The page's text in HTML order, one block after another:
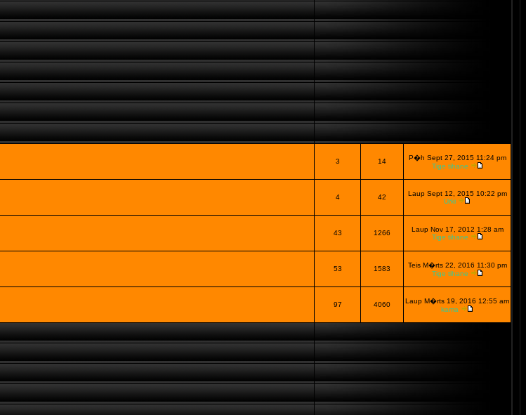
3 14
P�h Sept 27, 2015 11:24 pm
Tige tihane
4 42
Laup Sept 12, 2015 10:22 pm
Urki
43 1266
Laup Nov 17, 2012 1:28 am
Tige tihane
53 1583
Teis M�rts 22, 2016 11:30 pm
Tige tihane
97 4060
Laup M�rts 19, 2016 12:55 am
kama